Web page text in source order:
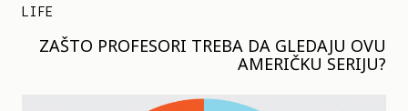
LIFE
ZAŠTO PROFESORI TREBA DA GLEDAJU OVU
AMERIČKU SERIJU?